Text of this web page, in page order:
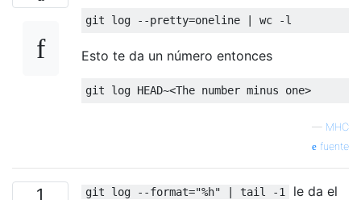
Esto te da un número entonces
— MHC
fuente
1 git log --format="%h" | tail -1
le da el